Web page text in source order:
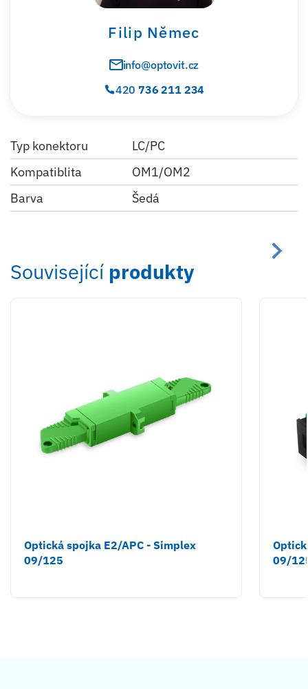
Typ konektoru
LC/PC
Kompatiblita
OM1/OM2
Barva
Šedá
Filip Němec
info@optovit.cz
420736 211 234
Související produkty
Optická spojka E2/APC - Simplex
09/125
09/